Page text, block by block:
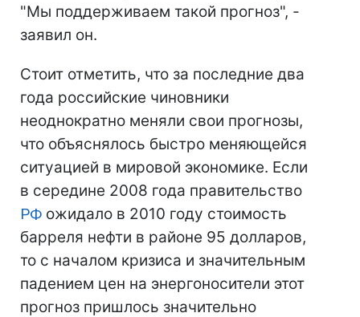
"Мы поддерживаем такой прогноз", -
заявил он.
Стоит отметить, что за последние два
года российские чиновники
неоднократно меняли свои прогнозы,
что объяснялось быстро меняющейся
ситуацией в мировой экономике. Если
в середине 2008 года правительство
РФ ожидало в 2010 году стоимость
барреля нефти в районе 95 долларов,
то с началом кризиса и значительным
падением цен на энергоносители этот
прогноз пришлось значительно